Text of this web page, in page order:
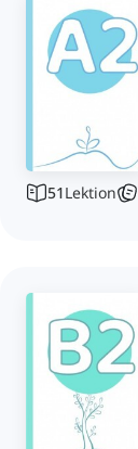
51Lektion